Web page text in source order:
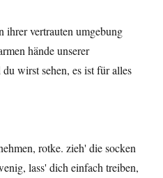
ihrer vertrauten umgebung
hände unserer
wirst sehen, es ist für alles
rotke. zieh' die socken
lass' dich einfach treiben,